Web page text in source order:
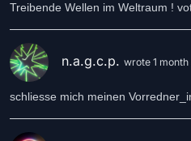
Treibende Wellen im Weltraum !
n.a.g.c.p. wrote 1 month
schliesse mich meinen